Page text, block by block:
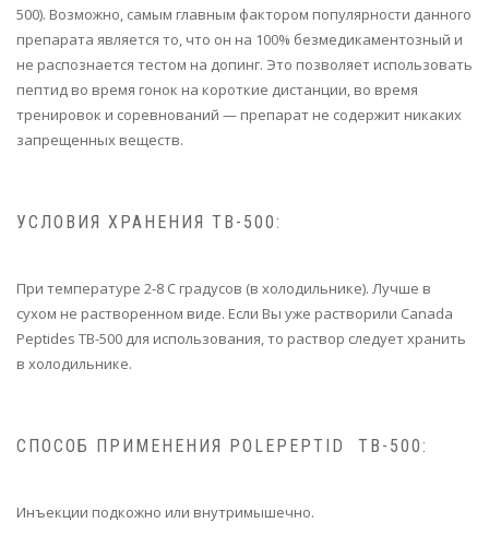
500). Возможно, самым главным фактором популярности данного
препарата является то, что он на 100% безмедикаментозный и
не распознается тестом на допинг. Это позволяет использовать
пептид во время гонок на короткие дистанции, во время
тренировок и соревнований — препарат не содержит никаких
запрещенных веществ.
УСЛОВИЯ ХРАНЕНИЯ TB-500:
При температуре 2-8 C градусов (в холодильнике). Лучше в
сухом не растворенном виде. Если Вы уже растворили Canada
Peptides TB-500 для использования, то раствор следует хранить
в холодильнике.
СПОСОБ ПРИМЕНЕНИЯ POLEPEPTID TB-500:
Инъекции подкожно или внутримышечно.